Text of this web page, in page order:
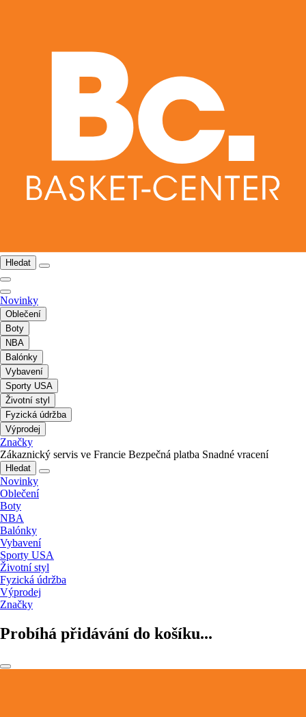
Hledat
Novinky
Oblečení
Boty
NBA
Balónky
Vybavení
Sporty USA
Životní styl
Fyzická údržba
Výprodej
Značky
Zákaznický servis ve Francie Bezpečná platba Snadné vracení
Hledat
Novinky
Oblečení
Boty
NBA
Balónky
Vybavení
Sporty USA
Životní styl
Fyzická údržba
Výprodej
Značky
Probíhá přidávání do košíku...